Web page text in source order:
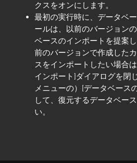
クスをオンにします。
最初の実行時に、データベ
ールは、以前のバージョン
ベースのインポートを提案
前のバージョンで作成した
スをインポートしたい場合
インポート]ダイアログを閉
メニューの）[データベース
して、復元するデータベー
い。